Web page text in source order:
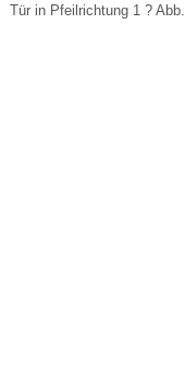
Tür in Pfeilrichtung 1 ?